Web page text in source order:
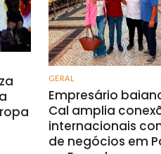
GERAL
Empresário
Cal amplia
internacionais
de negócios em